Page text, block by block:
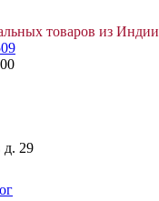
товаров из Индии
д. 29